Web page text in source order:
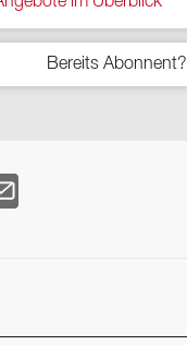
Bereits Abonnent?